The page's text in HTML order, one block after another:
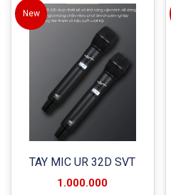
New
TAY MIC UR 32D SVT
1.000.000